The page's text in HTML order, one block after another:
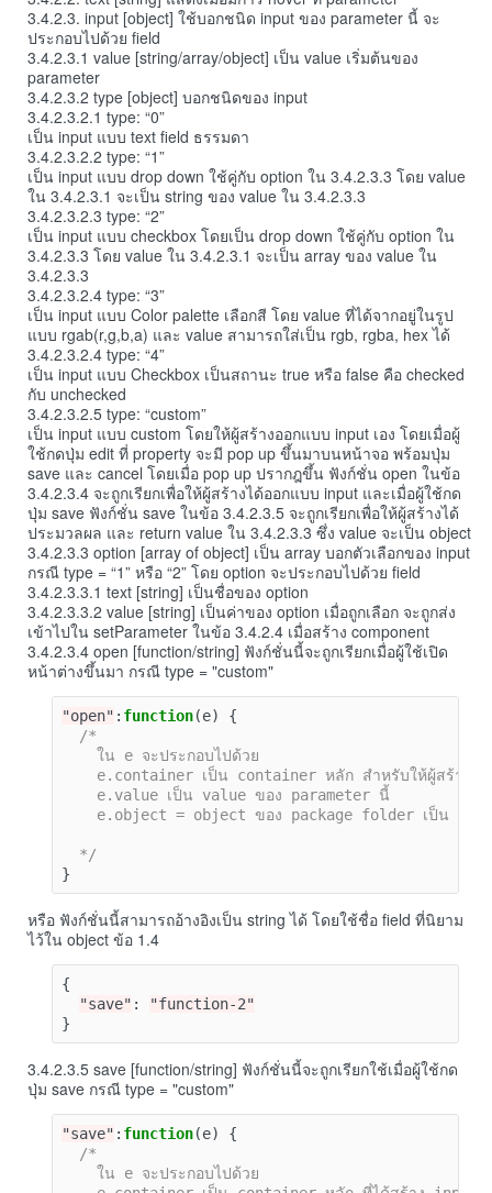
3.4.2.3. input [object] ใช้บอกชนิด input ของ parameter นี้ จะ
ประกอบไปด้วย field
3.4.2.3.1 value [string/array/object] เป็น value เริ่มต้นของ
parameter
3.4.2.3.2 type [object] บอกชนิดของ input
3.4.2.3.2.1 type: “0”
เป็น input แบบ text field ธรรมดา
3.4.2.3.2.2 type: “1”
เป็น input แบบ drop down ใช้คู่กับ option ใน 3.4.2.3.3 โดย value
ใน 3.4.2.3.1 จะเป็น string ของ value ใน 3.4.2.3.3
3.4.2.3.2.3 type: “2”
เป็น input แบบ checkbox โดยเป็น drop down ใช้คู่กับ option ใน
3.4.2.3.3 โดย value ใน 3.4.2.3.1 จะเป็น array ของ value ใน
3.4.2.3.3
3.4.2.3.2.4 type: “3”
เป็น input แบบ Color palette เลือกสี โดย value ที่ได้จากอยู่ในรูป
แบบ rgab(r,g,b,a) และ value สามารถใส่เป็น rgb, rgba, hex ได้
3.4.2.3.2.4 type: “4”
เป็น input แบบ Checkbox เป็นสถานะ true หรือ false คือ checked
กับ unchecked
3.4.2.3.2.5 type: “custom”
เป็น input แบบ custom โดยให้ผู้สร้างออกแบบ input เอง โดยเมื่อผู้
ใช้กดปุ่ม edit ที่ property จะมี pop up ขึ้นมาบนหน้าจอ พร้อมปุ่ม
save และ cancel โดยเมื่อ pop up ปรากฎขึ้น ฟังก์ชั่น open ในข้อ
3.4.2.3.4 จะถูกเรียกเพื่อให้ผู้สร้างได้ออกแบบ input และเมื่อผู้ใช้กด
ปุ่ม save ฟังก์ชั่น save ในข้อ 3.4.2.3.5 จะถูกเรียกเพื่อให้ผู้สร้างได้
ประมวลผล และ return value ใน 3.4.2.3.3 ซึ่ง value จะเป็น object
3.4.2.3.3 option [array of object] เป็น array บอกตัวเลือกของ input
กรณี type = “1” หรือ “2” โดย option จะประกอบไปด้วย field
3.4.2.3.3.1 text [string] เป็นชื่อของ option
3.4.2.3.3.2 value [string] เป็นค่าของ option เมื่อถูกเลือก จะถูกส่ง
เข้าไปใน setParameter ในข้อ 3.4.2.4 เมื่อสร้าง component
3.4.2.3.4 open [function/string] ฟังก์ชั่นนี้จะถูกเรียกเมื่อผู้ใช้เปิด
หน้าต่างขึ้นมา กรณี type = "custom"
"open" : function(e)
{
/*
    ใน e จะประกอบไปด้วย
e.container เป็น container หลัก สำหรับให้ผู้สร้างไ
    e.value เป็น value ของ parameter นี้
e.object = object ของ package folder เป็น
  */
}
หรือ ฟังก์ชั่นนี้สามารถอ้างอิงเป็น string ได้ โดยใช้ชื่อ field ที่นิยาม
ไว้ใน object ข้อ 1.4
{
"save" :
"function-2"
}
3.4.2.3.5 save [function/string] ฟังก์ชั่นนี้จะถูกเรียกใช้เมื่อผู้ใช้กด
ปุ่ม save กรณี type = "custom"
"save" : function(e)
{
/*
    ใน e จะประกอบไปด้วย